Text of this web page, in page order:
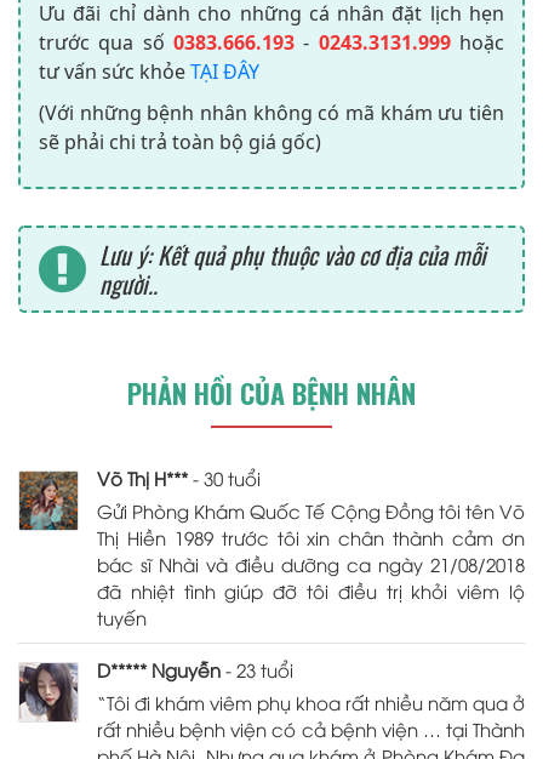
Ưu đãi chỉ dành cho những cá nhân đặt lịch hẹn
trước qua số 0383.666.193 - 0243.3131.999hoặc
tư vấn sức khỏeTẠI ĐÂY
(Với những bệnh nhân không có mã khám ưu tiên
sẽ phải chi trả toàn bộ giá gốc)
Lưu ý: Kết quả phụ thuộc vào cơ địa của mỗi
người..
PHẢN HỒI CỦA BỆNH NHÂN
Võ Thị H*** - 30 tuổi
Gửi Phòng Khám Quốc Tế Cộng Đồng tôi tên Võ
Thị Hiền 1989 trước tôi xin chân thành cảm ơn
bác sĩ Nhài và điều dưỡng ca ngày 21/08/2018
đã nhiệt tình giúp đỡ tôi điều trị khỏi viêm lộ
tuyến
D***** Nguyễn - 23 tuổi
“Tôi đi khám viêm phụ khoa rất nhiều năm qua ở
rất nhiều bệnh viện có cả bệnh viện … tại Thành